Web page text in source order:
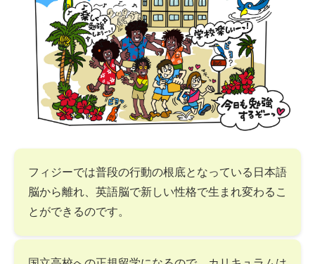
フィジーでは普段の行動の根底となっている日本語
脳から離れ、英語脳で新しい性格で生まれ変わるこ
とができるのです。